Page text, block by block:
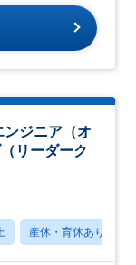
ジニア（オ
リーダーク
産休・育休あり